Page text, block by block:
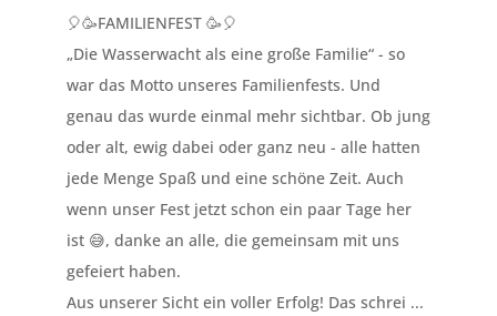
🎈🥳FAMILIENFEST 🥳🎈
„Die Wasserwacht als eine große Familie“ - so
war das Motto unseres Familienfests. Und
genau das wurde einmal mehr sichtbar. Ob jung
oder alt, ewig dabei oder ganz neu - alle hatten
jede Menge Spaß und eine schöne Zeit. Auch
wenn unser Fest jetzt schon ein paar Tage her
ist 😅, danke an alle, die gemeinsam mit uns
gefeiert haben.
Aus unserer Sicht ein voller Erfolg! Das schrei ...